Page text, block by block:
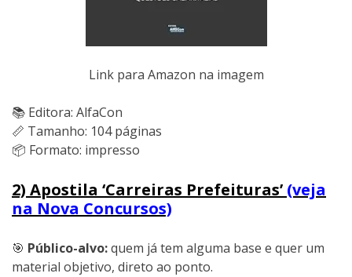
Link para Amazon na imagem
📚 Editora: AlfaCon
📏 Tamanho: 104 páginas
📦 Formato: impresso
2) Apostila ‘Carreiras Prefeituras’ (veja
na Nova Concursos)
🎯 Público-alvo:quem já tem alguma base e quer um
material objetivo, direto ao ponto.